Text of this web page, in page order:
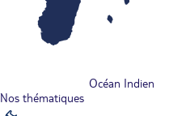
Océan Indien
Nos thématiques